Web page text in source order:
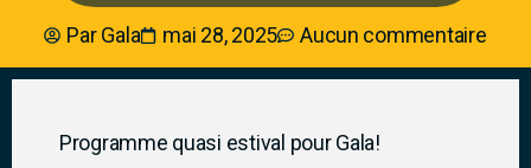
ParGala mai 28, 2025 Aucun commentaire
Programme quasi estival pour Gala!